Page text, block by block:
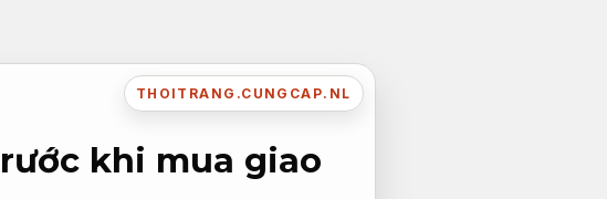
THOITRANG.CUNGCAP.NL
khi mua giao